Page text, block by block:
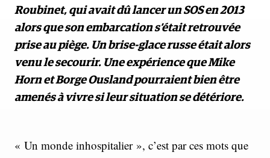
Roubinet, qui avait dû lancer un SOS en 2013
alors que son embarcation s’était retrouvée
prise au piège. Un brise-glace russe était alors
venu le secourir. Une expérience que Mike
Horn et Borge Ousland pourraient bien être
amenés à vivre si leur situation se détériore.
« Un monde inhospitalier », c’est par ces mots que